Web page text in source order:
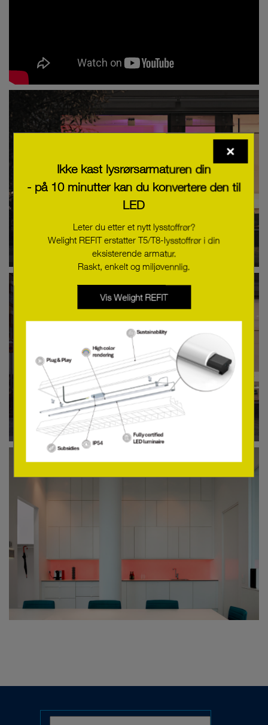
Ikke kast lysrørsarmaturen din
- på 10 minutter kan du konvertere den til
LED
Leter du etter et nytt lysstoffrør?
Welight REFIT erstatter T5/T8-lysstoffrør i din
eksisterende armatur.
Raskt, enkelt og miljøvennlig.
Vis Welight REFIT